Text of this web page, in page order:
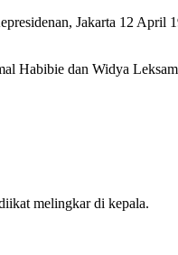
Jakarta 12 April
Habibie dan Widya
melingkar di kepala.